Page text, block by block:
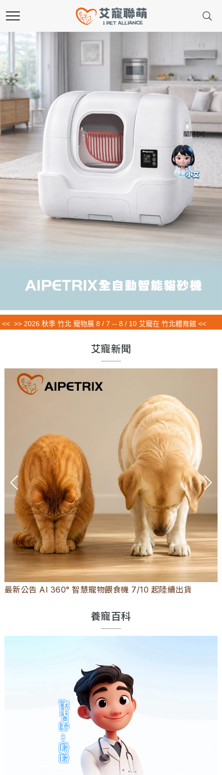
秋季 竹北 寵物展 8 / 7 -- 8 / 10 艾寵在 竹北體育館 <<
艾寵新聞
最新公告 AI 360° 智慧寵物餵食機 7/10 起陸續出貨
養寵百科
關閉 [X]